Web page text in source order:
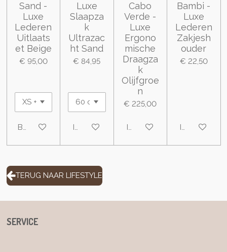
Sand -
Luxe
Lederen
Uitlaats
et Beige
€ 95,00
Bekijk details
Luxe
Slaapza
k
Ultrazac
ht Sand
€ 84,95
In winkelwagen
Cabo
Verde -
Luxe
Ergono
mische
Draagza
k
Olijfgroe
n
€ 225,00
In winkelwagen
Bambi -
Luxe
Lederen
Zakjesh
ouder
€ 22,50
In
TERUG NAAR LIFESTYLE
SERVICE